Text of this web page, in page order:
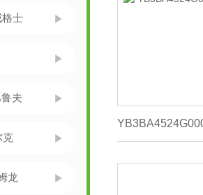
格士
夫
克
龙